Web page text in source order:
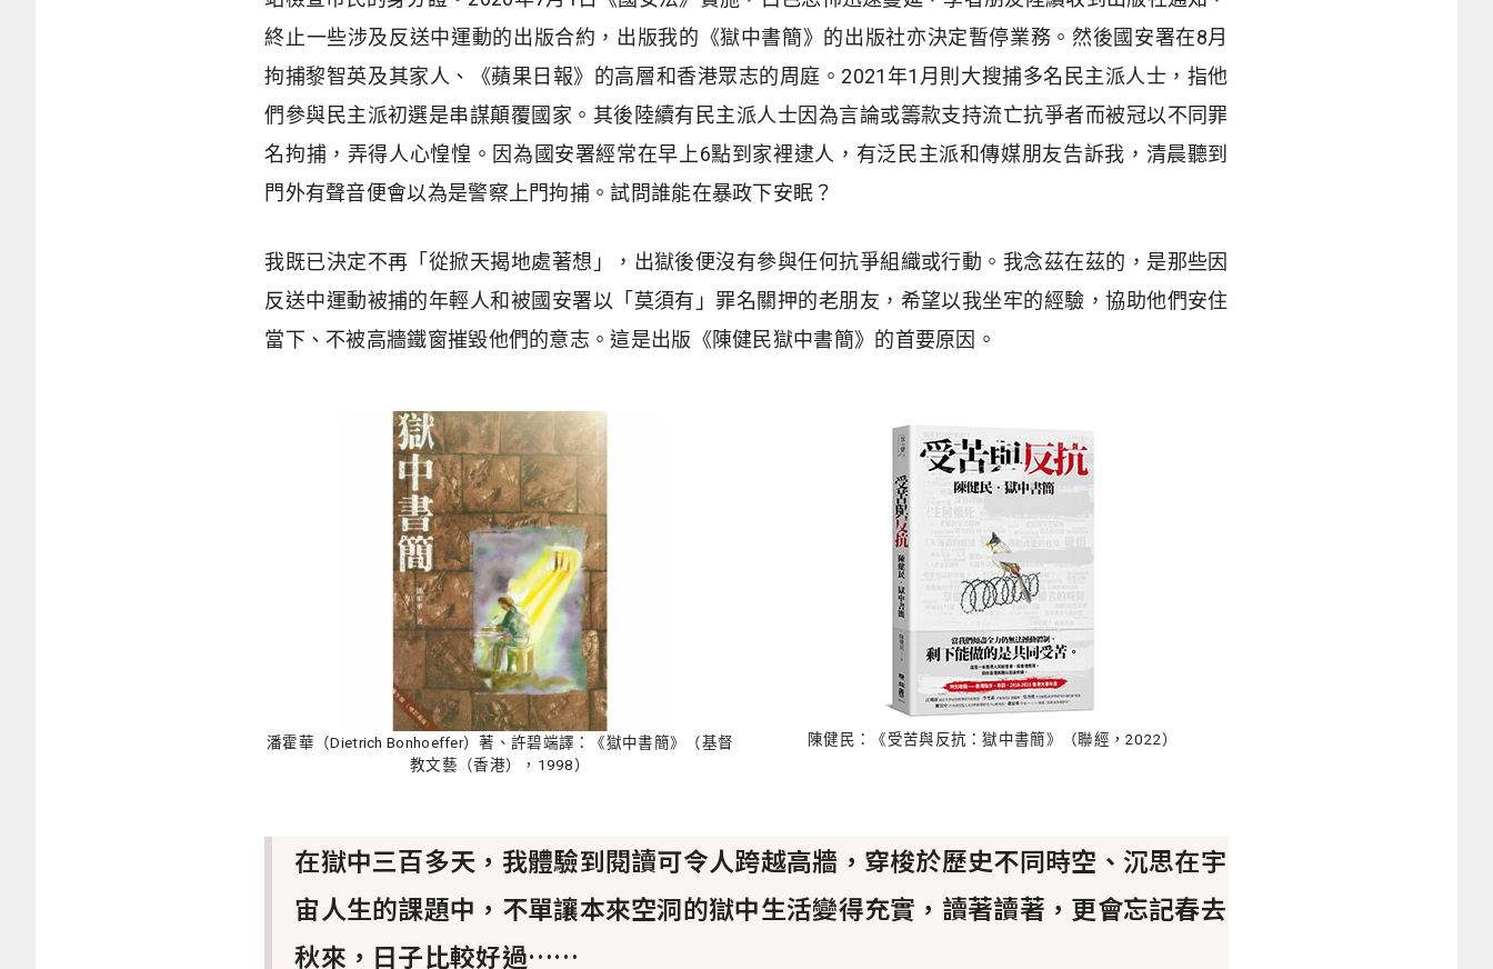
終止一些涉及反送中運動的出版合約，出版我的《獄中書簡》的出版社亦決定暫停業務。然後國安署在8月
拘捕黎智英及其家人、《蘋果日報》的高層和香港眾志的周庭。2021年1月則大搜捕多名民主派人士，指他
們參與民主派初選是串謀顛覆國家。其後陸續有民主派人士因為言論或籌款支持流亡抗爭者而被冠以不同罪
名拘捕，弄得人心惶惶。因為國安署經常在早上6點到家裡逮人，有泛民主派和傳媒朋友告訴我，清晨聽到
門外有聲音便會以為是警察上門拘捕。試問誰能在暴政下安眠？
我既已決定不再「從掀天揭地處著想」，出獄後便沒有參與任何抗爭組織或行動。我念茲在茲的，是那些因
反送中運動被捕的年輕人和被國安署以「莫須有」罪名關押的老朋友，希望以我坐牢的經驗，協助他們安住
當下、不被高牆鐵窗摧毀他們的意志。這是出版《陳健民獄中書簡》的首要原因。
潘霍華（Dietrich Bonhoeffer）著、許碧端譯：《獄中書簡》（基督
教文藝（香港），1998）
陳健民：《受苦與反抗：獄中書簡》（聯經，2022）
在獄中三百多天，我體驗到閱讀可令人跨越高牆，穿梭於歷史不同時空、沉思在宇
宙人生的課題中，不單讓本來空洞的獄中生活變得充實，讀著讀著，更會忘記春去
秋來，日子比較好過……